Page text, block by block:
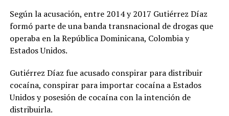
Ocampo,
declarado
Monumento
Natural. La
decisión judicial
suspensión de
las labores de
exploración de
oro, plata, cobre
y otros
Según la acusación, entre 2014 y 2017 Gutiérrez Díaz
formó parte de una banda transnacional de drogas que
operaba en la República Dominicana, Colombia y
Estados Unidos.
Gutiérrez Díaz fue acusado conspirar para distribuir
cocaína, conspirar para importar cocaína a Estados
Unidos y posesión de cocaína con la intención de
distribuirla.